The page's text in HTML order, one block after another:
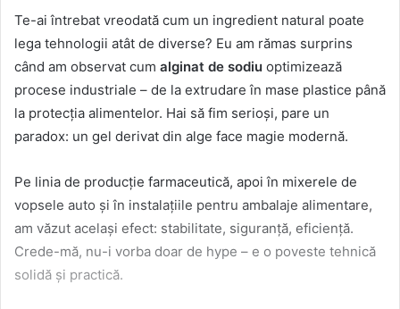
Te-ai întrebat vreodată cum un ingredient natural poate
lega tehnologii atât de diverse? Eu am rămas surprins
când am observat cum alginat de sodiu optimizează
procese industriale – de la extrudare în mase plastice până
la protecția alimentelor. Hai să fim serioși, pare un
paradox: un gel derivat din alge face magie modernă.
Pe linia de producție farmaceutică, apoi în mixerele de
vopsele auto și în instalațiile pentru ambalaje alimentare,
am văzut același efect: stabilitate, siguranță, eficiență.
Crede-mă, nu-i vorba doar de hype – e o poveste tehnică
solidă și practică.